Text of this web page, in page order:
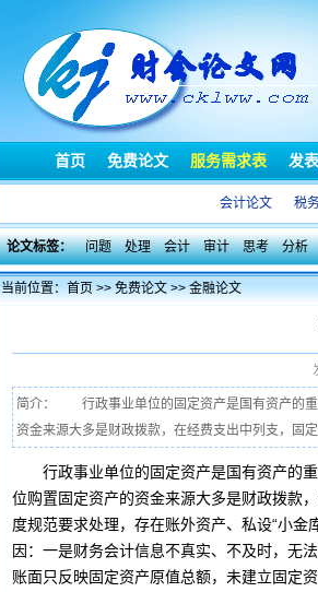
首页 免费论文 服务需求表 发
会计论文 税
论文标签： 问题 处理 会计 审计 思考 分析
当前位置：首页>>免费论文>>金融论文
简介： 行政事业单位的固定资产是国有资产的重
资金来源大多是财政拨款，在经费支出中列支，固
行政事业单位的固定资产是国有资产的重
位购置固定资产的资金来源大多是财政拨款
度规范要求处理，存在账外资产、私设“小
因：一是财务会计信息不真实、不及时，无
账面只反映固定资产原值总额，未建立固定